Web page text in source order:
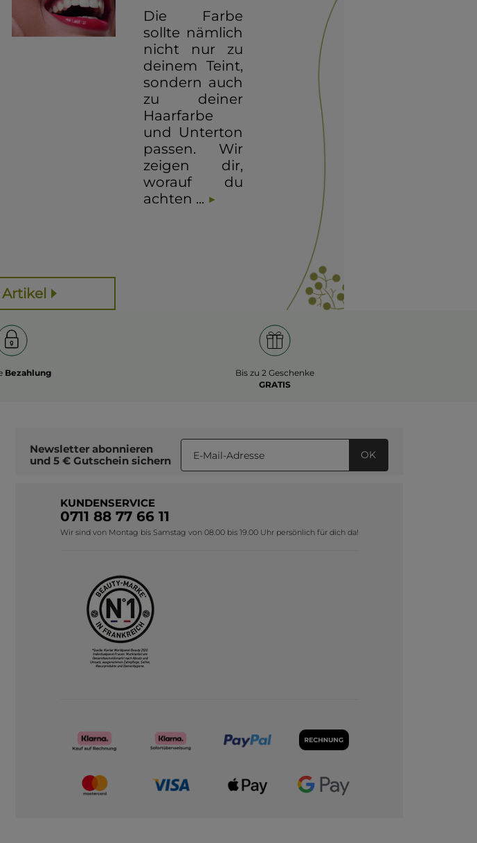
Die Farbe
sollte nämlich
nicht nur zu
deinem Teint,
sondern auch
zu deiner
Haarfarbe
und Unterton
passen. Wir
zeigen dir,
worauf du
achten ...
Bezahlung
Bis zu 2 Geschenke
GRATIS
Newsletter abonnieren
und 5 € Gutschein sichern OK
KUNDENSERVICE
0711 88 77 66 11
Wir sind von Montag bis Samstag von 08.00 bis 19.00 Uhr persönlich für dich da!